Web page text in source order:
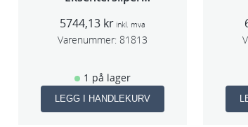
slag 75mm
5744,13 kr inkl. mva
Varenummer: 81813
1 på lager
LEGG I HANDLEKURV